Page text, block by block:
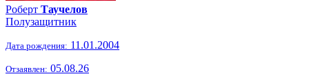
Роберт Таучелов
Полузащитник
Дата рождения: 11.01.2004
Отзаявлен: 05.08.26